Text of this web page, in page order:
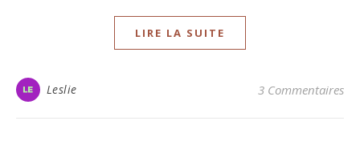
LIRE LA SUITE
Leslie 3 Commentaires